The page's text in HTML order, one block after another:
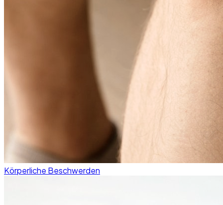
Körperliche Beschwerden